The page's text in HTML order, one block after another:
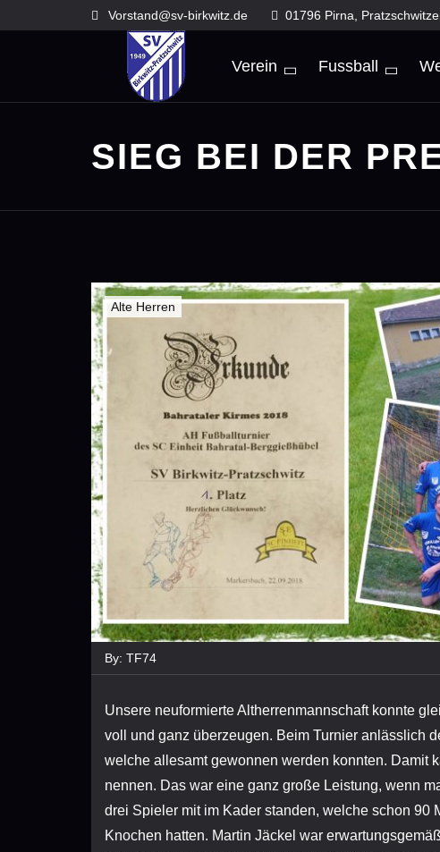
content
Vorstand@sv-birkwitz.de 01796 Pirna,
Verein Fussball
SIEG BEI DER
Alte Herren
By: TF74
Unsere neuformierte Altherrenmannschaft konnte
voll und ganz überzeugen. Beim Turnier anlässlich
welche allesamt gewonnen werden konnten. Damit
nennen. Das war eine ganz große Leistung, wenn
drei Spieler mit im Kader standen, welche schon 90
Knochen hatten. Martin Jäckel war